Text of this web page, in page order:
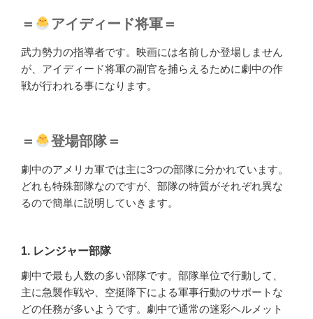
＝ アイディード将軍＝
武力勢力の指導者です。映画には名前しか登場しません
が、アイディード将軍の副官を捕らえるために劇中の作
戦が行われる事になります。
＝ 登場部隊＝
劇中のアメリカ軍では主に3つの部隊に分かれています。
どれも特殊部隊なのですが、部隊の特質がそれぞれ異な
るので簡単に説明していきます。
1. レンジャー部隊
劇中で最も人数の多い部隊です。部隊単位で行動して、
主に急襲作戦や、空挺降下による軍事行動のサポートな
どの任務が多いようです。劇中で通常の迷彩ヘルメット